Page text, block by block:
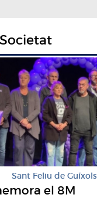
Sant Feliu de Guíxols
el 8M